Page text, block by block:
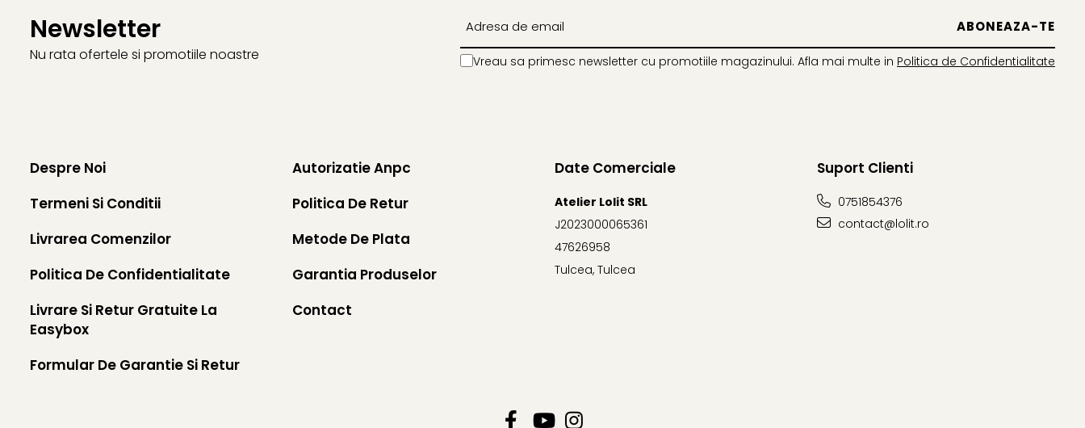
Newsletter
Nu rata ofertele si promotiile noastre Vreau sa primesc newsletter cu promotiile magazinului. Afla mai multe in Politica de Confidentialitate
Despre Noi
Termeni Si Conditii
Livrarea Comenzilor
Politica De Confidentialitate
Livrare Si Retur Gratuite La
Easybox
Formular De Garantie Si Retur
Autorizatie Anpc
Politica De Retur
Metode De Plata
Garantia Produselor
Contact
Date Comerciale
Atelier Lolit SRL
J2023000065361
47626958
Tulcea, Tulcea
Suport Clienti
0751854376
contact@lolit.ro